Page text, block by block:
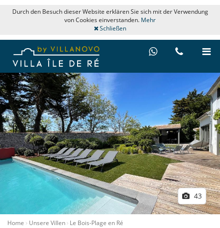
Durch den Besuch dieser Website erklären Sie sich mit der Verwendung
von Cookies einverstanden. Mehr
Schließen
43
Home Unsere Villen Le Bois-Plage en Ré